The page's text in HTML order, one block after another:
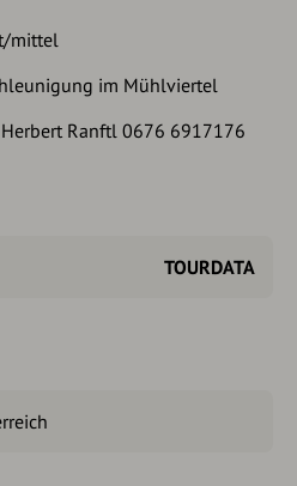
mittel
im Mühlviertel
Ranftl 0676 6917176
TOURDATA